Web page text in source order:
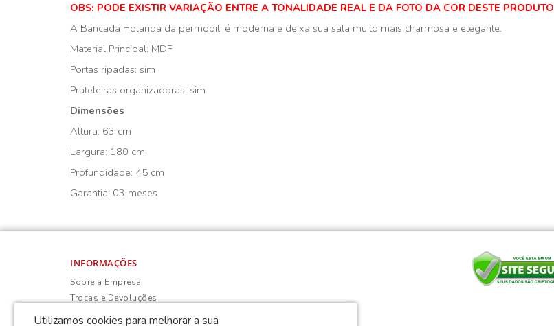
OBS: PODE EXISTIR VARIAÇÃO ENTRE A TONALIDADE REAL E DA FOTO DA COR DESTE PRODUTO
A Bancada Holanda da permobili é moderna e deixa sua sala muito mais charmosa e elegante.
Material Principal: MDF
Portas ripadas: sim
Prateleiras organizadoras: sim
Dimensões
Altura: 63 cm
Largura: 180 cm
Profundidade: 45 cm
Garantia: 03 meses
INFORMAÇÕES
Sobre a Empresa
Trocas e Devoluções
Utilizamos cookies para melhorar a sua